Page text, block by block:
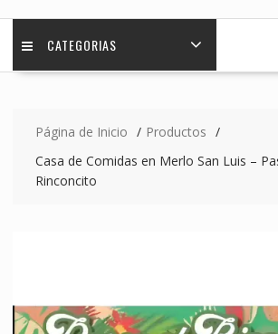
CATEGORIAS
Página de Inicio
Productos
Casa de Comidas en Merlo San Luis –
Rinconcito